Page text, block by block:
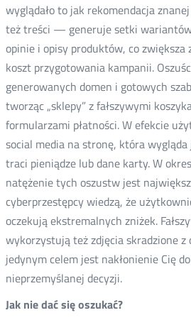
wyglądało to jak rekomendacja
też treści — generuje setki wariantów
opinie i opisy produktów, co zwiększa
koszt przygotowania kampanii.
generowanych domen i gotowych
tworząc „sklepy” z fałszywymi
formularzami płatności. W efekcie
social media na stronę, która
traci pieniądze lub dane karty. W
natężenie tych oszustw jest
cyberprzestępcy wiedzą, że
oczekują ekstremalnych zniżek.
wykorzystują też zdjęcia skradzione z
jedynym celem jest nakłonienie Cię
nieprzemyślanej decyzji.
Jak nie dać się oszukać?